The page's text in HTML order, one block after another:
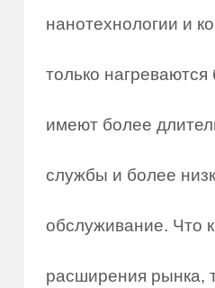
нанотехнологии и
только
имеют более
службы и более
обслуживание. Что
расширения рынка,